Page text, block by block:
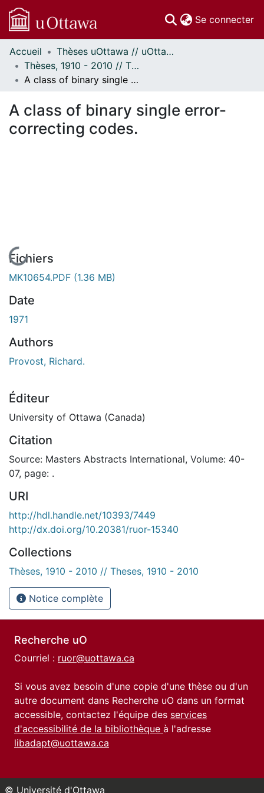
Se connecter
Communautés
et collections
Parcourir
À propos
Accueil
Thèses uOttawa // uOttawa Theses
Thèses, 1910 - 2010 // Theses, 1910 - 2010
A class of binary single error-correcting codes.
A class of binary single error-
correcting codes.
En cours de chargement...
Fichiers
MK10654.PDF (1.36 MB)
Date
1971
Authors
Provost, Richard.
Éditeur
University of Ottawa (Canada)
Citation
Source: Masters Abstracts International, Volume: 40-
07, page: .
URI
http://hdl.handle.net/10393/7449
http://dx.doi.org/10.20381/ruor-15340
Collections
Thèses, 1910 - 2010 // Theses, 1910 - 2010
Notice complète
Recherche uO
Courriel : ruor@uottawa.ca
Si vous avez besoin d'une copie d'une thèse ou d'un
autre document dans Recherche uO dans un format
accessible, contactez l'équipe des services
d'accessibilité de la bibliothèque à l'adresse
libadapt@uottawa.ca
© Université d'Ottawa